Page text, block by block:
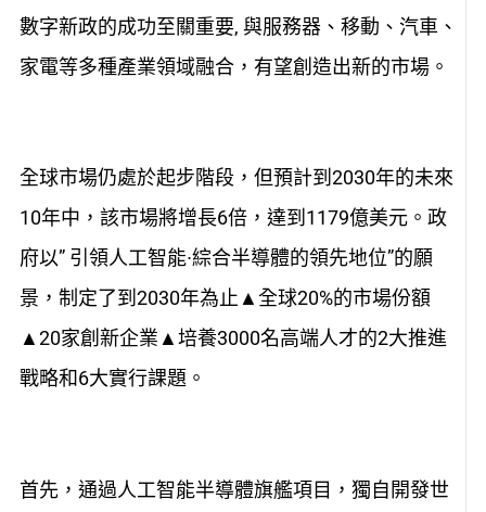
數字新政的成功至關重要, 與服務器、移動、汽車、
家電等多種產業領域融合，有望創造出新的市場。
全球市場仍處於起步階段，但預計到2030年的未來
10年中，該市場將增長6倍，達到1179億美元。政
府以” 引領人工智能∙綜合半導體的領先地位”的願
景，制定了到2030年為止▲全球20%的市場份額
▲20家創新企業▲培養3000名高端人才的2大推進
戰略和6大實行課題。
首先，通過人工智能半導體旗艦項目，獨自開發世